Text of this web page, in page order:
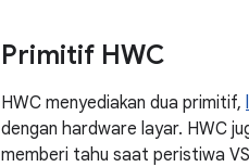
Primitif HWC
HWC menyediakan dua primitif,
dengan hardware layar. HWC
memberi tahu saat peristiwa